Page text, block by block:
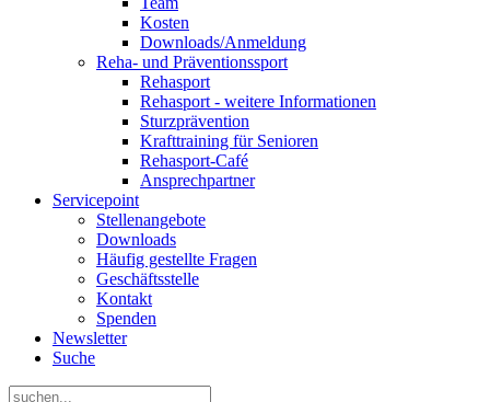
Kosten
Downloads/Anmeldung
Reha- und Präventionssport
Rehasport
Rehasport - weitere Informationen
Sturzprävention
Krafttraining für Senioren
Rehasport-Café
Ansprechpartner
Servicepoint
Stellenangebote
Downloads
Häufig gestellte Fragen
Geschäftsstelle
Kontakt
Spenden
Newsletter
Suche